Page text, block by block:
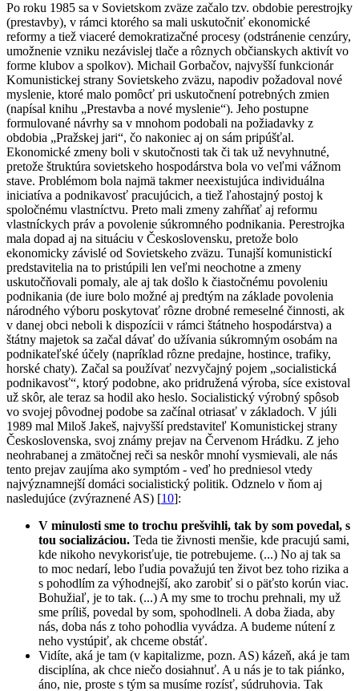
Po roku 1985 sa v Sovietskom zväze začalo tzv. obdobie perestrojky
(prestavby), v rámci ktorého sa mali uskutočniť ekonomické
reformy a tiež viaceré demokratizačné procesy (odstránenie cenzúry,
umožnenie vzniku nezávislej tlače a rôznych občianskych aktivít vo
forme klubov a spolkov). Michail Gorbačov, najvyšší funkcionár
Komunistickej strany Sovietskeho zväzu, napodiv požadoval nové
myslenie, ktoré malo pomôcť pri uskutočnení potrebných zmien
(napísal knihu „Prestavba a nové myslenie“). Jeho postupne
formulované návrhy sa v mnohom podobali na požiadavky z
obdobia „Pražskej jari“, čo nakoniec aj on sám pripúšťal.
Ekonomické zmeny boli v skutočnosti tak či tak už nevyhnutné,
pretože štruktúra sovietskeho hospodárstva bola vo veľmi vážnom
stave. Problémom bola najmä takmer neexistujúca individuálna
iniciatíva a podnikavosť pracujúcich, a tiež ľahostajný postoj k
spoločnému vlastníctvu. Preto mali zmeny zahŕňať aj reformu
vlastníckych práv a povolenie súkromného podnikania. Perestrojka
mala dopad aj na situáciu v Československu, pretože bolo
ekonomicky závislé od Sovietskeho zväzu. Tunajší komunistickí
predstavitelia na to pristúpili len veľmi neochotne a zmeny
uskutočňovali pomaly, ale aj tak došlo k čiastočnému povoleniu
podnikania (de iure bolo možné aj predtým na základe povolenia
národného výboru poskytovať rôzne drobné remeselné činnosti, ak
v danej obci neboli k dispozícii v rámci štátneho hospodárstva) a
štátny majetok sa začal dávať do užívania súkromným osobám na
podnikateľské účely (napríklad rôzne predajne, hostince, trafiky,
horské chaty). Začal sa používať nezvyčajný pojem „socialistická
podnikavosť“, ktorý podobne, ako pridružená výroba, síce existoval
už skôr, ale teraz sa hodil ako heslo. Socialistický výrobný spôsob
vo svojej pôvodnej podobe sa začínal otriasať v základoch. V júli
1989 mal Miloš Jakeš, najvyšší predstaviteľ Komunistickej strany
Československa, svoj známy prejav na Červenom Hrádku. Z jeho
neohrabanej a zmätočnej reči sa neskôr mnohí vysmievali, ale nás
tento prejav zaujíma ako symptóm - veď ho predniesol vtedy
najvýznamnejší domáci socialistický politik. Odznelo v ňom aj
nasledujúce (zvýraznené AS) [10]:
V minulosti sme to trochu prešvihli, tak by som povedal, s
tou socializáciou. Teda tie živnosti menšie, kde pracujú sami,
kde nikoho nevykorisťuje, tie potrebujeme. (...) No aj tak sa
to moc nedarí, lebo ľudia považujú ten život bez toho rizika a
s pohodlím za výhodnejší, ako zarobiť si o päťsto korún viac.
Bohužiaľ, je to tak. (...) A my sme to trochu prehnali, my už
sme príliš, povedal by som, spohodlneli. A doba žiada, aby
nás, doba nás z toho pohodlia vyvádza. A budeme nútení z
neho vystúpiť, ak chceme obstáť.
Vidíte, aká je tam (v kapitalizme, pozn. AS) kázeň, aká je tam
disciplína, ak chce niečo dosiahnuť. A u nás je to tak piánko,
áno, nie, proste s tým sa musíme rozísť, súdruhovia. Tak